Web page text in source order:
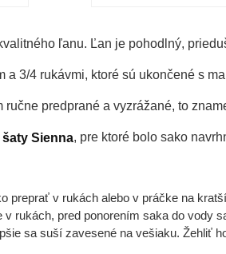
ľanu. Ľan je pohodlný,
a 3/4 rukávmi, ktoré sú ukončené s
predprané a vyzrážané, to
šaty Sienna, pre ktoré bolo sako
preprať v rukách alebo v práčke na
v rukách, pred ponorením saka do
sa suší zavesené na vešiaku. Žehliť